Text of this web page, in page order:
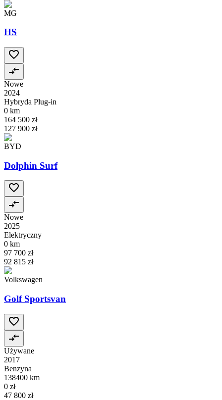
MG
HS
Nowe
2024
Hybryda Plug-in
0 km
164 500 zł
127 900 zł
BYD
Dolphin Surf
Nowe
2025
Elektryczny
0 km
97 700 zł
92 815 zł
Volkswagen
Golf Sportsvan
Używane
2017
Benzyna
138400 km
0 zł
47 800 zł